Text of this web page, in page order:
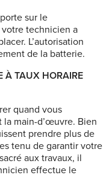
sur le
technicien a
L’autorisation
de la batterie.
À TAUX HORAIRE
quand vous
la main-d’œuvre. Bien
prendre plus de
tenu de garantir votre
aux travaux, il
effectue le